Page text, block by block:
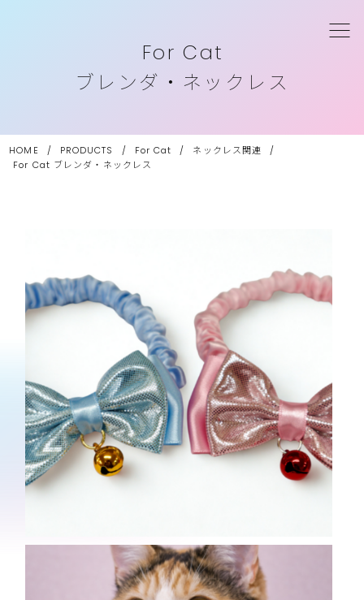
For Cat
ブレンダ・ネックレス
HOME / PRODUCTS / For Cat / ネックレス関連
/
For Cat ブレンダ・ネックレス